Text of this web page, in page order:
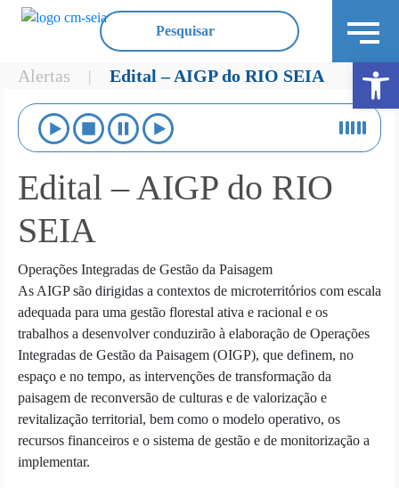
Alertas | Edital – AIGP do RIO SEIA
Edital – AIGP do RIO
SEIA
Operações Integradas de Gestão da Paisagem
As AIGP são dirigidas a contextos de microterritórios com escala
adequada para uma gestão florestal ativa e racional e os
trabalhos a desenvolver conduzirão à elaboração de Operações
Integradas de Gestão da Paisagem (OIGP), que definem, no
espaço e no tempo, as intervenções de transformação da
paisagem de reconversão de culturas e de valorização e
revitalização territorial, bem como o modelo operativo, os
recursos financeiros e o sistema de gestão e de monitorização a
implementar.